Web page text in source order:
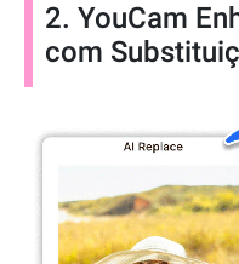
2. YouCam
com